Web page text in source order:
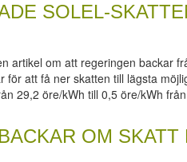
SOLEL-
artikel om att regeringen backar
för att få ner skatten till lägsta
29,2 öre/kWh till 0,5 öre/kWh
OM SKATT